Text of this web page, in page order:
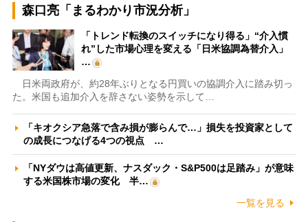
森口亮「まるわかり市況分析」
「トレンド転換のスイッチになり得る」“介入慣
れ”した市場心理を変える「日米協調為替介入」
…
日米両政府が、約28年ぶりとなる円買いの協調介入に踏み切っ
た。米国も追加介入を辞さない姿勢を示して…
「キオクシア急落で含み損が膨らんで…」損失を投資家として
の成長につなげる4つの視点 …
「NYダウは高値更新、ナスダック・S&P500は足踏み」が意味
する米国株市場の変化 半…
一覧を見る